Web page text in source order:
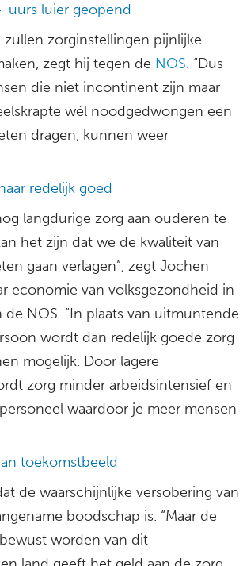
uurs luier geopend
zullen zorginstellingen pijnlijke
zegt hij tegen de NOS. “Dus
die niet incontinent zijn maar
wél noodgedwongen een
dragen, kunnen weer
redelijk goed
langdurige zorg aan ouderen te
het zijn dat we de kwaliteit van
gaan verlagen”, zegt Jochen
economie van volksgezondheid in
NOS. “In plaats van uitmuntende
wordt dan redelijk goede zorg
mogelijk. Door lagere
zorg minder arbeidsintensief en
waardoor je meer mensen
toekomstbeeld
de waarschijnlijke versobering van
boodschap is. “Maar de
worden van dit